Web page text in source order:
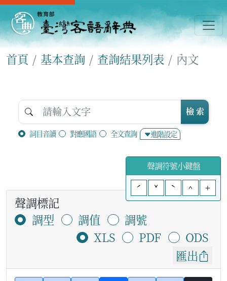
首頁 基本查詢 查詢結果列表 內文
詞目音讀 對應國語 全文查詢 進階設定
檢 索
聲調符號小鍵盤
ˊ
ˇ ˋ ^ +
聲調標記
調型
調值
調號
XLS
PDF
ODS
匯出